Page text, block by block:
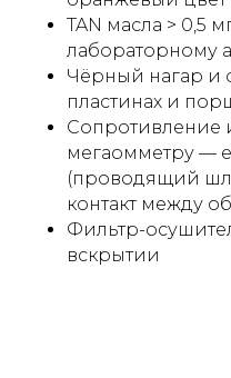
TAN масла > 0,5
лабораторному
Чёрный нагар и
пластинах и
Сопротивление
мегаомметру —
(проводящий
контакт между
Фильтр-
вскрытии